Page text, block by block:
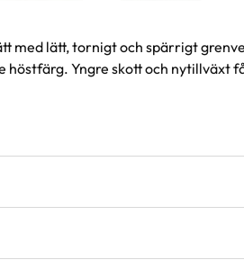
med lätt, tornigt och spärrigt
höstfärg. Yngre skott och nytillväxt